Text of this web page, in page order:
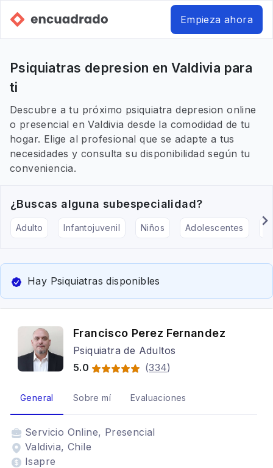
Empieza ahora
Psiquiatras depresion en Valdivia para
ti
Descubre a tu próximo psiquiatra depresion online
o presencial en Valdivia desde la comodidad de tu
hogar. Elige al profesional que se adapte a tus
necesidades y consulta su disponibilidad según tu
conveniencia.
¿Buscas alguna subespecialidad?
Adulto Infantojuvenil Niños Adolescentes
Hay Psiquiatras disponibles
Francisco Perez Fernandez
Psiquiatra de Adultos
5.0
(334)
General Sobre mí Evaluaciones
Servicio Online, Presencial
Valdivia, Chile
Isapre